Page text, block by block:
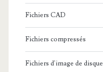
Fichiers CAD
Fichiers compressés
Fichiers d'image de disque